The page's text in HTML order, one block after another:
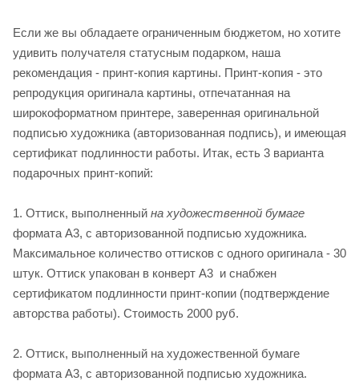
Если же вы обладаете ограниченным бюджетом, но хотите
удивить получателя статусным подарком, наша
рекомендация - принт-копия картины. Принт-копия - это
репродукция оригинала картины, отпечатанная на
широкоформатном принтере, заверенная оригинальной
подписью художника (авторизованная подпись), и имеющая
сертификат подлинности работы. Итак, есть 3 варианта
подарочных принт-копий:
1. Оттиск, выполненный на художественной бумаге
формата А3, с авторизованной подписью художника.
Максимальное количество оттисков с одного оригинала - 30
штук. Оттиск упакован в конверт А3 и снабжен
сертификатом подлинности принт-копии (подтверждение
авторства работы). Стоимость 2000 руб.
2. Оттиск, выполненный на художественной бумаге
формата А3, с авторизованной подписью художника.